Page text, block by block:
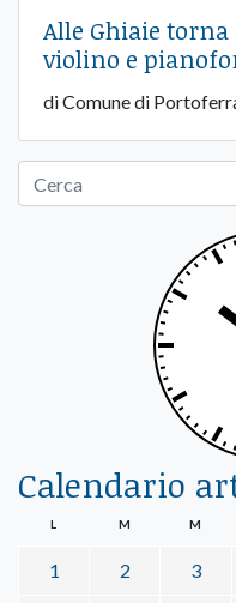
Alle Ghiaie torna
violino e
di Comune di
Calendario
L M M
1 2 3